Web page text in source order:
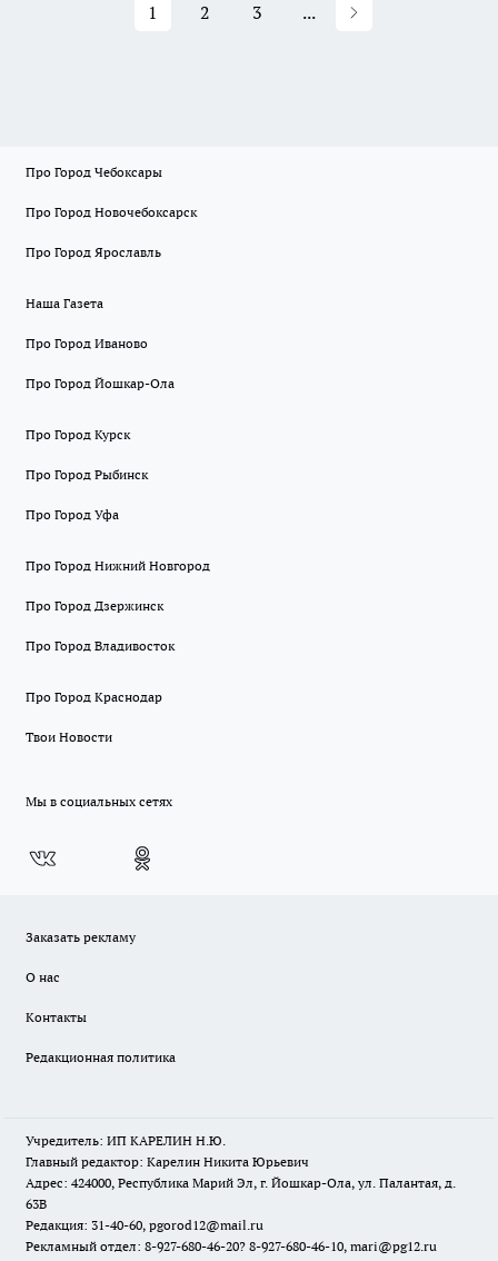
1 2 3 ...
Про Город Чебоксары
Про Город Новочебоксарск
Про Город Ярославль
Наша Газета
Про Город Иваново
Про Город Йошкар-Ола
Про Город Курск
Про Город Рыбинск
Про Город Уфа
Про Город Нижний Новгород
Про Город Дзержинск
Про Город Владивосток
Про Город Краснодар
Твои Новости
Мы в социальных сетях
Заказать рекламу
О нас
Контакты
Редакционная политика
Учредитель: ИП КАРЕЛИН Н.Ю.
Главный редактор: Карелин Никита Юрьевич
Адрес: 424000, Республика Марий Эл, г. Йошкар-Ола, ул. Палантая, д.
63В
Редакция: 31-40-60, pgorod12@mail.ru
Рекламный отдел: 8-927-680-46-20? 8-927-680-46-10, mari@pg12.ru